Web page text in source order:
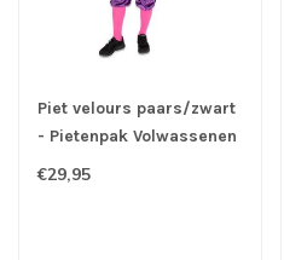
Piet velours paars/zwart
- Pietenpak Volwassenen
€29,95